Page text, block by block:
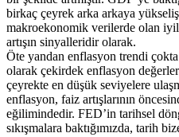
birkaç çeyrek arka arkaya
makroekonomik verilerde olan
artışın sinyalleridir olarak.
Öte yandan enflasyon trendi
olarak çekirdek enflasyon
çeyrekte en düşük seviyelere
enflasyon, faiz artışlarının
eğilimindedir. FED’in tarihsel
sıkışmalara baktığımızda, tarih